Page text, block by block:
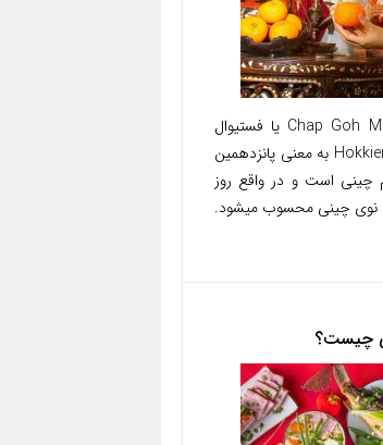
توریست مالزی – Chap Goh Meh یا فستیوال
فانوس ها در گویش Hokkien به معنی پانزدهمین
چینی است و در واقع روز
چینی محسوب میشود.
چیست؟